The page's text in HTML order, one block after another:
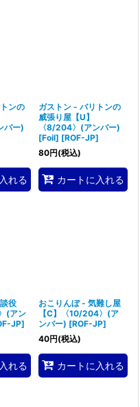
ンの
バー)
れる
ガストン - バリトンの
威張り屋【U】
〈8/204〉(アンバー)
[Foil] [ROF-JP]
80円(税込)
カートに入れる
役
(アン
JP]
れる
おこりんぼ - 気難し屋
【C】〈10/204〉(ア
ンバー) [ROF-JP]
40円(税込)
カートに入れる